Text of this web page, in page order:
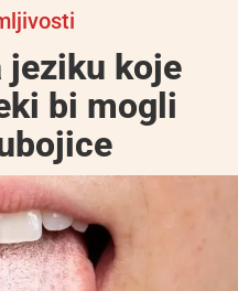
jeziku koje
bi mogli